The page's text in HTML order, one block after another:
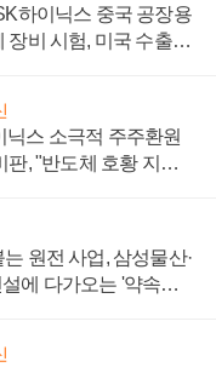
하이닉스 중국 공장용
장비 시험, 미국 수출통
스 소극적 주주환원
판, "반도체 호황 지속
원전 사업, 삼성물산·
에 다가오는 '약속의